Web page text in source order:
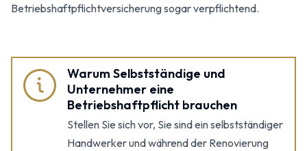
Betriebs­haftpflichtversicherung sogar verpflichtend.
Warum Selbstständige und
Unternehmer eine
Betriebshaftpflicht brauchen
Stellen Sie sich vor, Sie sind ein selbstständiger
Handwerker und während der Renovierung